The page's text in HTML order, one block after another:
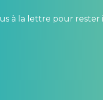
à la lettre pour rester